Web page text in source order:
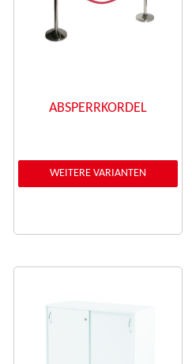
ABSPERRKORDEL
WEITERE VARIANTEN